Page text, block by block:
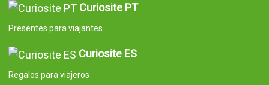
Curiosite PT
Presentes para viajantes
Curiosite ES
Regalos para viajeros